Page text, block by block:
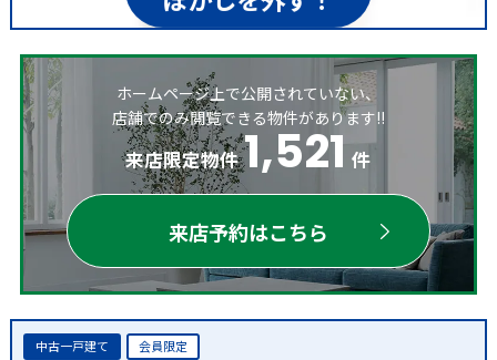
ホームページ上で公開されていない、
店舗でのみ閲覧できる物件があります!!
来店限定物件 1,521 件
来店予約はこちら
中古一戸建て 会員限定